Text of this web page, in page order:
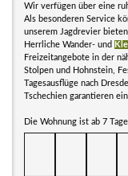
Wir verfügen über eine
Als besonderen Service
unserem Jagdrevier bieten.
Herrliche Wander- und
Freizeitangebote in der
Stolpen und Hohnstein,
Tagesausflüge nach
Tschechien garantieren
Die Wohnung ist ab 7